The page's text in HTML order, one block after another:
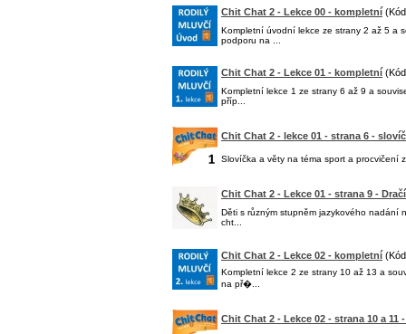
Chit Chat 2 - Lekce 00 - kompletní
Kompletní úvodní lekce ze strany 2 až 5 a
podporu na ...
Chit Chat 2 - Lekce 01 - kompletní
Kompletní lekce 1 ze strany 6 až 9 a
příp...
Chit Chat 2 - lekce 01 - strana 6 -
Slovíčka a věty na téma sport a procvičení
Chit Chat 2 - Lekce 01 - strana 9 -
Děti s různým stupněm jazykového nadání
cht...
Chit Chat 2 - Lekce 02 - kompletní
Kompletní lekce 2 ze strany 10 až 13 a
na př�...
Chit Chat 2 - Lekce 02 - strana 10 a 11